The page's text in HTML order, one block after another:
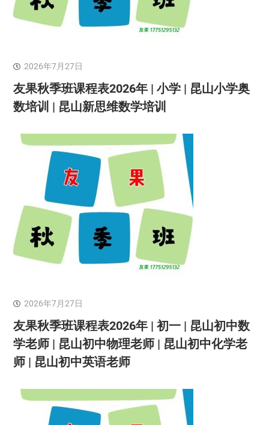
2026年7月27日
友果秋季班课程表2026年 | 小学 | 昆山小学奥
数培训 | 昆山新思维数学培训
2026年7月27日
友果秋季班课程表2026年 | 初一 | 昆山初中数
学老师 | 昆山初中物理老师 | 昆山初中化学老
师 | 昆山初中英语老师